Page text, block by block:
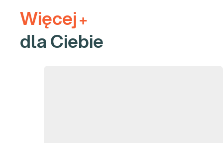
Jak uzyskać spersonalizowany wynik
przed pobraniem materiału.
Nieodłączną częścią badania NANOBIOME jest kwestionariusz
Więcej +
dla Ciebie